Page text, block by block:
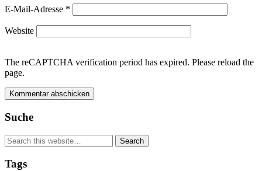
E-Mail-Adresse *
Website
The reCAPTCHA verification period has expired. Please reload the
page.
Suche
Tags